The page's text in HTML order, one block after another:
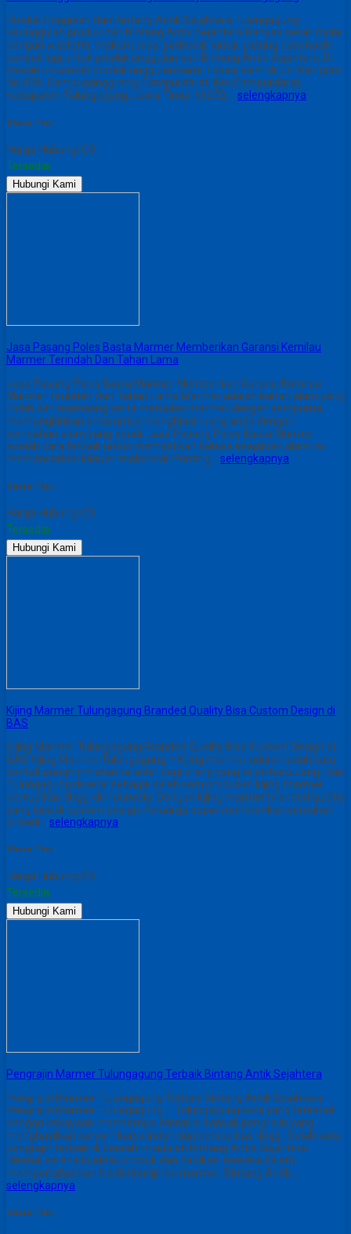
Produk Unggulan dari Bintang Antik Sejahtera Tulungagung
Keunggulan produk dari Bintang Antik Sejahtera Banyak sekali mulai
dengan wastafel, makam, nisa, pedestal, lantai, patung dan masih
banyak lagi untuk produk unggulan dari Bintang Antik Sejahtera. Di
bawah ini contoh produk unggulan kami. Lokasi kami di Jln. Kanigoro
No.40A, Campurjanggrang, Campurdarat, Kec.Campurdarat,
Kabupaten Tulungagung, Jawa Timur 66272,… selengkapnya
Share This :
Harga Hubungi CS
Tersedia
Hubungi Kami
Jasa Pasang Poles Basta Marmer Memberikan Garansi Kemilau
Marmer Terindah Dan Tahan Lama
Jasa Pasang Poles Basta Marmer Memberikan Garansi Kemilau
Marmer Terindah Dan Tahan Lama Marmer adalah bahan alam yang
indah dan memasng serta memoles marmer dengan sempurna
memungkinkan anda untuk menghiasi ruang anda dengan
keindahan alam yang abadi. Jasa Pasang Poles Basta Marmer
adalah cara terbaik untuk memastikan bahwa keajaiban alam ini
memancarkan kilauan maksimal. Penting… selengkapnya
Share This :
Harga Hubungi CS
Tersedia
Hubungi Kami
Kijing Marmer Tulungagung Branded Quality Bisa Custom Design di
BAS
Kijing Marmer Tulungagung Branded Quality Bisa Custom Design di
BAS Kijing Marmer Tulungagung – Kijing marmer adalah salah satu
bentuk penghormatan terakhir bagi orang yang telah berpulang. Dan
Tulungagung dikenal sebagai salah satu produsen kijing marmer
berkualitas tinggi di Indonesia. Dengan kijing marmer branded quality
yang bisa di custom design. Keluarga dapat memberikan sentuhan
pribadi… selengkapnya
Share This :
Harga Hubungi CS
Tersedia
Hubungi Kami
Pengrajin Marmer Tulungagung Terbaik Bintang Antik Sejahtera
Pengrajin Marmer Tulungagung Terbaik Bintang Antik Sejahtera
Pengrajin Marmer Tulungagung – Tulungagung kota yang terkenal
dengan kekayaan marmernya. Memiliki banyak pengrajin yang
menghasilkan karya – karya indah dan berkualitas tinggi. Salah satu
pengrajin terbaik di daerah ini adalah Bintang Antik Sejahtera.
Dikenal karena kualitas produk dan dedikasi mereka dalam
mempertahankan tradisi kerajinan marmer. Bintang Antik…
selengkapnya
Share This :